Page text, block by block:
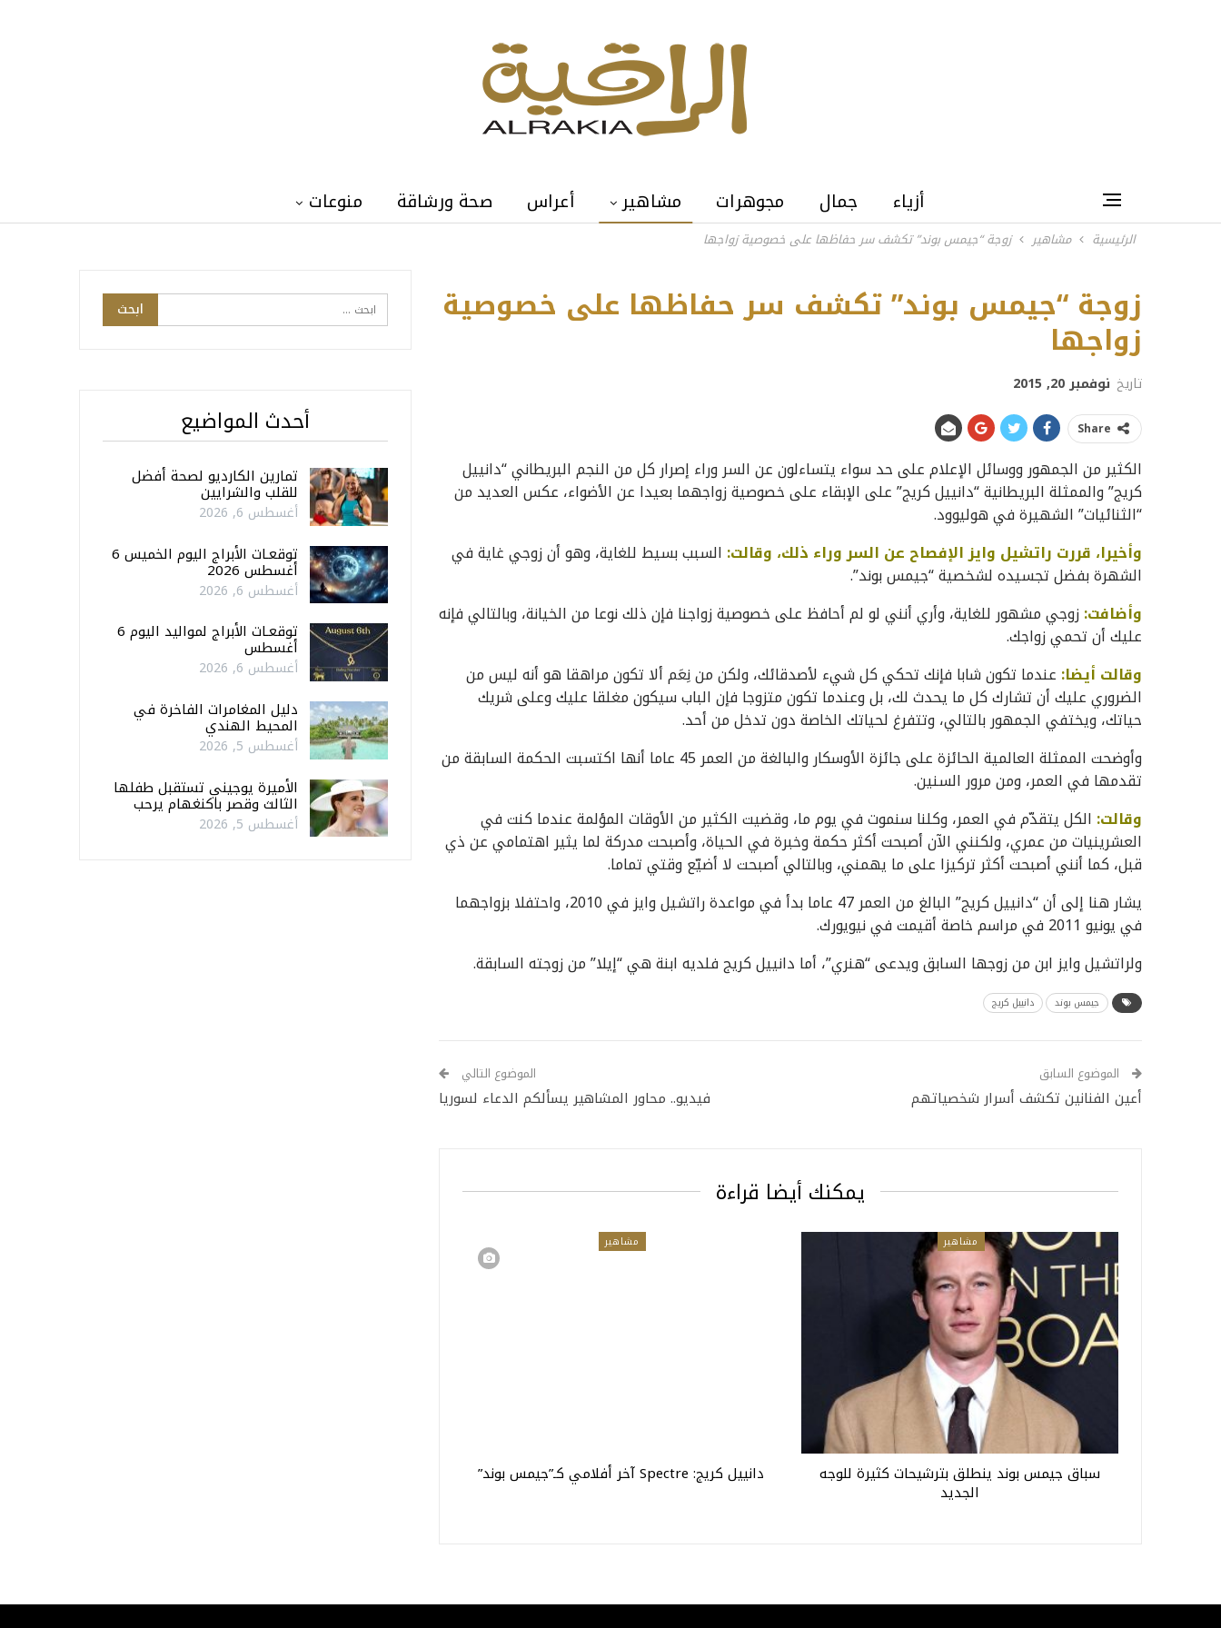
أزياء جمال مجوهرات مشاهير أعراس صحة ورشاقة منوعات
الرئيسية مشاهير زوجة “جيمس بوند” تكشف سر حفاظها على خصوصية زواجها
زوجة “جيمس بوند” تكشف سر حفاظها على خصوصية
زواجها
تاريخ نوفمبر 20, 2015
Share
الكثير من الجمهور ووسائل الإعلام على حد سواء يتساءلون عن السر وراء إصرار كل من النجم البريطاني “دانييل
كريج” والممثلة البريطانية “دانييل كريج” على الإبقاء على خصوصية زواجهما بعيدا عن الأضواء، عكس العديد من
“الثنائيات” الشهيرة في هوليوود.
وأخيرا، قررت راتشيل وايز الإفصاح عن السر وراء ذلك، وقالت: السبب بسيط للغاية، وهو أن زوجي غاية في
الشهرة بفضل تجسيده لشخصية “جيمس بوند”.
وأضافت:زوجي مشهور للغاية، وأري أنني لو لم أحافظ على خصوصية زواجنا فإن ذلك نوعا من الخيانة، وبالتالي فإنه
عليك أن تحمي زواجك.
وقالت أيضا: عندما تكون شابا فإنك تحكي كل شيء لأصدقائك، ولكن من نِعَم ألا تكون مراهقا هو أنه ليس من
الضروري عليك أن تشارك كل ما يحدث لك، بل وعندما تكون متزوجا فإن الباب سيكون مغلقا عليك وعلى شريك
حياتك، ويختفي الجمهور بالتالي، وتتفرغ لحياتك الخاصة دون تدخل من أحد.
وأوضحت الممثلة العالمية الحائزة على جائزة الأوسكار والبالغة من العمر 45 عاما أنها اكتسبت الحكمة السابقة من
تقدمها في العمر، ومن مرور السنين.
وقالت: الكل يتقدّم في العمر، وكلنا سنموت في يوم ما، وقضيت الكثير من الأوقات المؤلمة عندما كنت في
العشرينيات من عمري، ولكنني الآن أصبحت أكثر حكمة وخبرة في الحياة، وأصبحت مدركة لما يثير اهتمامي عن ذي
قبل، كما أنني أصبحت أكثر تركيزا على ما يهمني، وبالتالي أصبحت لا أضيّع وقتي تماما.
يشار هنا إلى أن “دانييل كريج” البالغ من العمر 47 عاما بدأ في مواعدة راتشيل وايز في 2010، واحتفلا بزواجهما
في يونيو 2011 في مراسم خاصة أقيمت في نيويورك.
ولراتشيل وايز ابن من زوجها السابق ويدعى “هنري”، أما دانييل كريج فلديه ابنة هي “إيلا” من زوجته السابقة.
جيمس بوند دانييل كريج
الموضوع السابق
أعين الفنانين تكشف أسرار شخصياتهم
الموضوع التالي
فيديو.. محاور المشاهير يسألكم الدعاء لسوريا
يمكنك أيضا قراءة
مشاهير
سباق جيمس بوند ينطلق بترشيحات كثيرة للوجه
الجديد
مشاهير
دانييل كريج: Spectre آخر أفلامي كـ”جيمس بوند”
أحدث المواضيع
تمارين الكارديو لصحة أفضل
للقلب والشرايين
أغسطس 6, 2026
توقعـات الأبراج اليوم الخميس 6
أغسطس 2026
أغسطس 6, 2026
توقعـات الأبراج لمواليد اليوم 6
أغسطس
أغسطس 6, 2026
دليل المغامرات الفاخرة في
المحيط الهندي
أغسطس 5, 2026
الأميرة يوجيني تستقبل طفلها
الثالث وقصر باكنغهام يرحب
أغسطس 5, 2026